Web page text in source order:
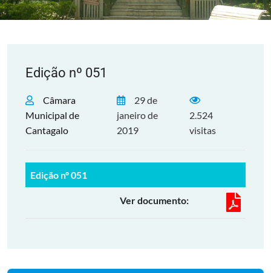
Edição nº 051
Câmara
Municipal de
Cantagalo
29 de
janeiro de
2019
2.524
visitas
Edição nº 051
Ver documento: